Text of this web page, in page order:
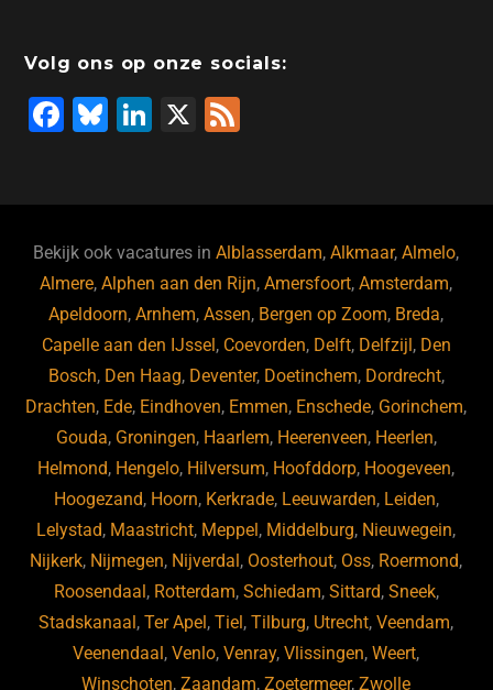
Volg ons op onze socials:
F
b
o
o
k
Bl
ky
Li
dI
n
X
Bekijk ook vacatures inAlblasserdam,Alkmaar,Almelo,
Almere,Alphen aan den Rijn,Amersfoort,Amsterdam,
Apeldoorn,Arnhem,Assen, Bergen op Zoom, Breda,
Capelle aan den IJssel , Coevorden, Delft, Delfzijl , Den
Bosch, Den Haag, Deventer, Doetinchem, Dordrecht,
Drachten, Ede, Eindhoven, Emmen, Enschede, Gorinchem,
Gouda, Groningen, Haarlem, Heerenveen, Heerlen,
Helmond, Hengelo, Hilversum, Hoofddorp, Hoogeveen,
Hoogezand, Hoorn, Kerkrade, Leeuwarden, Leiden,
Lelystad, Maastricht, Meppel , Middelburg, Nieuwegein,
Nijkerk, Nijmegen, Nijverdal , Oosterhout, Oss, Roermond,
Roosendaal , Rotterdam, Schiedam, Sittard, Sneek,
Stadskanaal ,Ter Apel ,Tiel ,Tilburg, Utrecht,Veendam,
Veenendaal ,Venlo,Venray,Vlissingen,Weert,
Winschoten,Zaandam,Zoetermeer,Zwolle